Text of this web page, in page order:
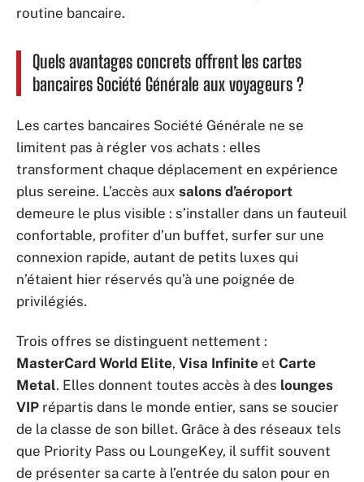
routine bancaire.
Quels avantages concrets offrent les cartes
bancaires Société Générale aux voyageurs ?
Les cartes bancaires Société Générale ne se
limitent pas à régler vos achats : elles
transforment chaque déplacement en expérience
plus sereine. L’accès aux salons d’aéroport
demeure le plus visible : s’installer dans un fauteuil
confortable, profiter d’un buffet, surfer sur une
connexion rapide, autant de petits luxes qui
n’étaient hier réservés qu’à une poignée de
privilégiés.
Trois offres se distinguent nettement :
MasterCard World Elite, Visa Infinite et Carte
Metal. Elles donnent toutes accès à des lounges
VIP répartis dans le monde entier, sans se soucier
de la classe de son billet. Grâce à des réseaux tels
que Priority Pass ou LoungeKey, il suffit souvent
de présenter sa carte à l’entrée du salon pour en